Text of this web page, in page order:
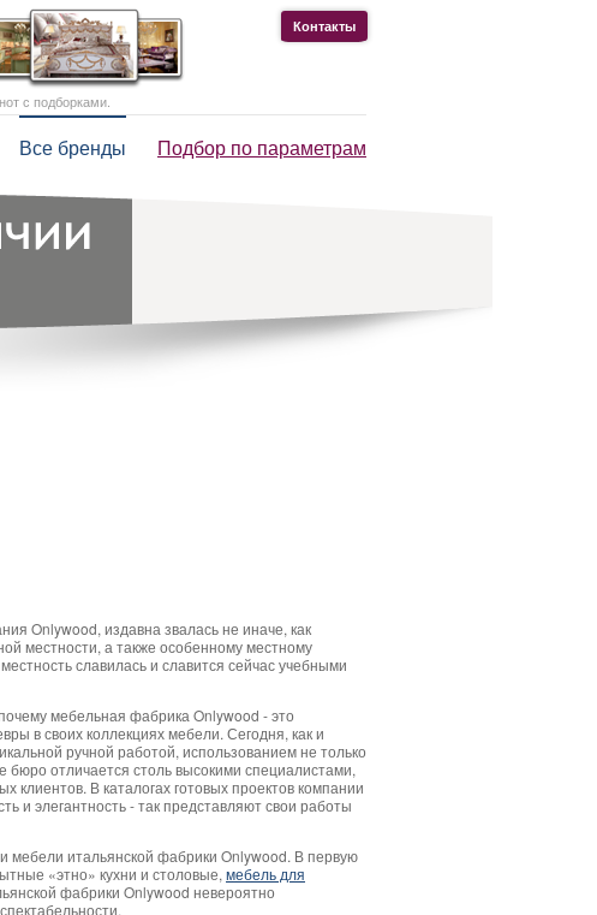
Все бренды Подбор по параметрам
Контакты
с подборками.
Onlywood, издавна звалась не иначе, как
местности, а также особенному местному
славилась и славится сейчас учебными
мебельная фабрика Onlywood - это
в своих коллекциях мебели. Сегодня, как и
ручной работой, использованием не только
бюро отличается столь высокими специалистами,
клиентов. В каталогах готовых проектов компании
и элегантность - так представляют свои работы
мебели итальянской фабрики Onlywood. В первую
«этно» кухни и столовые, мебель для
фабрики Onlywood невероятно